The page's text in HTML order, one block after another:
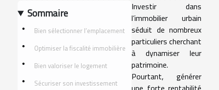
Sommaire
Bien sélectionner l’emplacement
Optimiser la fiscalité immobilière
Bien valoriser le logement
Sécuriser son investissement
Investir dans
l’immobilier urbain
séduit de nombreux
particuliers cherchant
à dynamiser leur
patrimoine.
Pourtant, générer